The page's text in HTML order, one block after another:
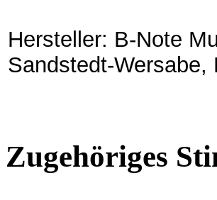
Hersteller: B-Note
Sandstedt-
Zugehöriges